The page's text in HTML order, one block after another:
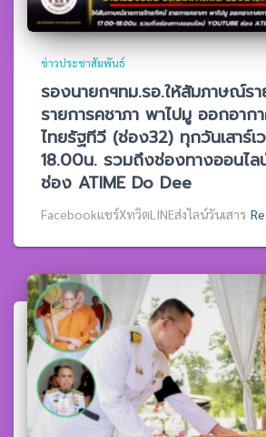
ข่าวประชาสัมพันธ์
รองนายกฯทม.รอ.ให้สัมภาษณ์รา
รายการคชาภา พาไปมู ออกอาก
ไทยรัฐทีวี (ช่อง32) ทุกวันเสาร์เ
18.00น. รวมถึงช่องทางออนไล
ช่อง ATIME Do Dee
Facebookแชร์XทวิตLINEส่งไลน์วันเสาร